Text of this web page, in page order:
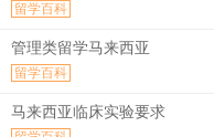
留学百科
管理类留学马来西亚
留学百科
马来西亚临床实验要求